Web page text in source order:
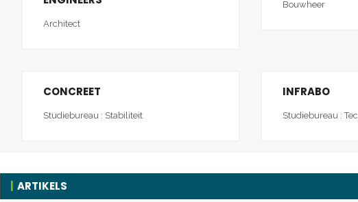
Architect
Bouwheer
CONCREET
Studiebureau : Stabiliteit
INFRABO
Studiebureau :
ARTIKELS